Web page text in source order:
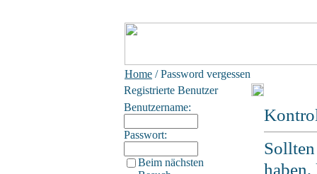
Home / Password vergessen
Registrierte Benutzer
Benutzername:
Passwort:
Beim nächsten
haben,